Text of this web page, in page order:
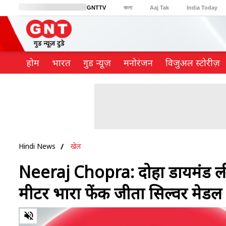
GNTTV বাংলা Aaj Tak India Today
BT Bazaar Cosmopolitan
होम भारत गुड न्यूज़ मनोरंजन विजुअल स्टोरीज़
Hindi News खेल
Neeraj Chopra: दोहा डायमंड
मीटर भारा फेंक जीता सिल्वर मेडल
0
of